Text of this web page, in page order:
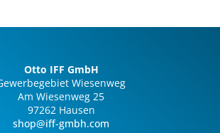
Otto IFF GmbH
Wiesenweg
Am Wiesenweg 25
97262 Hausen
shop@iff-gmbh.com